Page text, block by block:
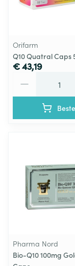
Orifarm
Q10 Quatral Caps
€ 43,19
Pharma Nord
Bio-Q10 100mg